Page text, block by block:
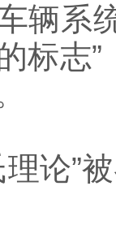
辆系
标志
论”